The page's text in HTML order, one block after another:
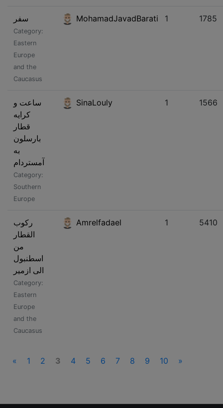
سفر
Category:
Eastern
Europe
and the
Caucasus
MohamadJavadBarati 1 1785
ساعت و
کرایه
قطار
بارسلون
به
آمستردام
Category:
Southern
Europe
SinaLouly 1 1566
ركوب
القطار
من
اسطنبول
الى ازمير
Category:
Eastern
Europe
and the
Caucasus
Amrelfadael 1 5410
« 1 2 3 4 5 6 7 8 9 10 »